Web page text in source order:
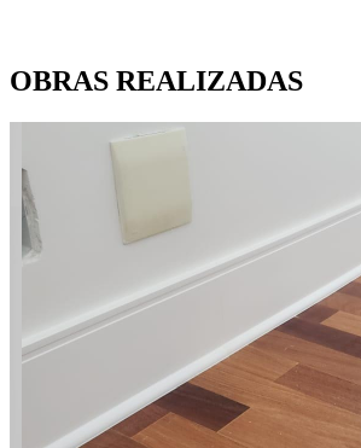
OBRAS REALIZADAS